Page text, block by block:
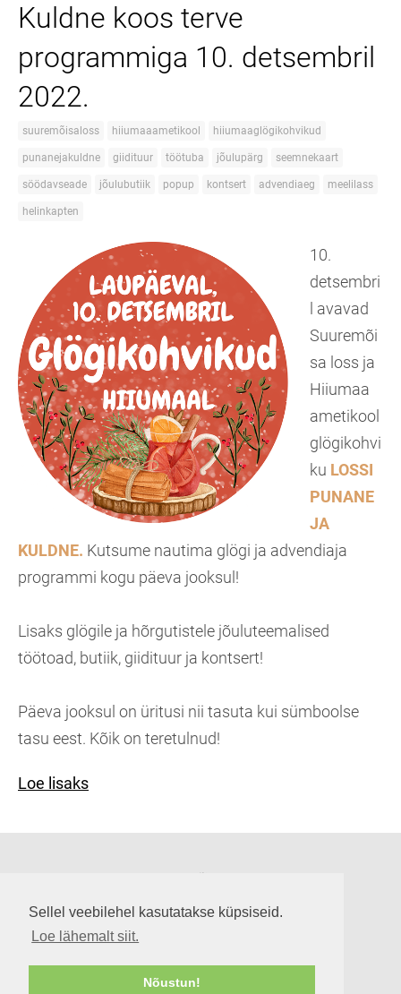
Sellel veebilehel kasutatakse küpsiseid.
Loe lähemalt siit.
Nõustun!
Kuldne koos terve
programmiga 10. detsembril
2022.
suuremõisaloss hiiumaaametikool hiiumaaglögikohvikud
punanejakuldne giidituur töötuba jõulupärg seemnekaart
söödavseade jõulubutiik popup kontsert advendiaeg meelilass
helinkapten
10.
detsembri
l avavad
Suuremõi
sa loss ja
Hiiumaa
ametikool
glögikohvi
ku LOSSI
PUNANE
JA
KULDNE. Kutsume nautima glögi ja advendiaja
programmi kogu päeva jooksul!
Lisaks glögile ja hõrgutistele jõuluteemalised
töötoad, butiik, giidituur ja kontsert!
Päeva jooksul on üritusi nii tasuta kui sümboolse
tasu eest. Kõik on teretulnud!
Loe lisaks
info@suuremoisaloss.ee
LOSSI LAHTIOLEKUAJAD